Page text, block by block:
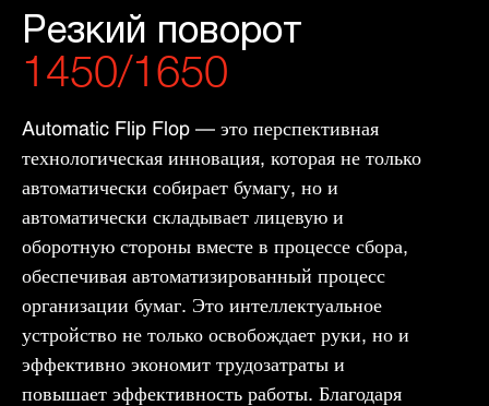
Резкий поворот
1450/1650
Automatic Flip Flop — это перспективная
технологическая инновация, которая не только
автоматически собирает бумагу, но и
автоматически складывает лицевую и
оборотную стороны вместе в процессе сбора,
обеспечивая автоматизированный процесс
организации бумаг. Это интеллектуальное
устройство не только освобождает руки, но и
эффективно экономит трудозатраты и
повышает эффективность работы. Благодаря